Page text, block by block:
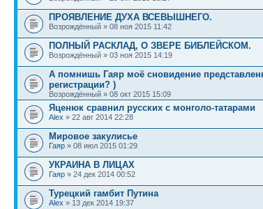
ПРОЯВЛЕНИЕ ДУХА ВСЕВЫШНЕГО.
Возрождённый » 08 ноя 2015 11:42
ПОЛНЫЙ РАСКЛАД, О ЗВЕРЕ БИБЛЕЙСКОМ.
Возрождённый » 03 ноя 2015 14:19
А помнишь Гаяр моё сновидение
регистрации? )
Возрождённый » 08 окт 2015 15:09
Яценюк сравнил русских с монголо-татарами
Alex » 22 авг 2014 22:28
Мировое закулисье
Гаяр » 08 июл 2015 01:29
УКРАИНА В ЛИЦАХ
Гаяр » 24 дек 2014 00:52
Турецкий гамбит Путина
Alex » 13 дек 2014 19:37